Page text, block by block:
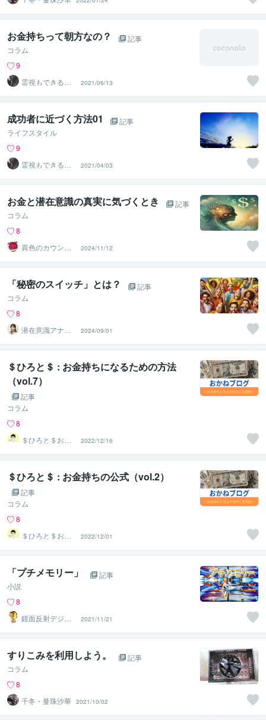
お金持ちって朝方なの？
記事
コラム
9
霊視もできる話
相手❤️UI★うい
2021/06/13
成功者に近づく方法01
記事
ライフスタイル
9
霊視もできる話
相手❤️UI★うい
2021/04/03
お金と潜在意識の真実に気づくとき
記事
コラム
8
異色のカウンセ
ラー masakacchi
2024/11/12
「秘密のスイッチ」とは？
記事
コラム
8
潜在意識アナリ
スト 吉村京子
2024/09/01
＄ひろと＄ : お金持ちになるための方法
（vol.7）
記事
コラム
8
＄ひろと＄お金
に愛されるマネ
ーサポーター
2022/12/16
＄ひろと＄ : お金持ちの公式（vol.2）
記事
コラム
8
＄ひろと＄お金
に愛されるマネ
ーサポーター
2022/12/01
「プチメモリー」
記事
小説
8
鏡面反射デジタ
ルアート製作所
（鈴木穣）
2021/11/21
すりこみを利用しよう。
記事
コラム
8
千冬・曼珠沙華 2021/10/02